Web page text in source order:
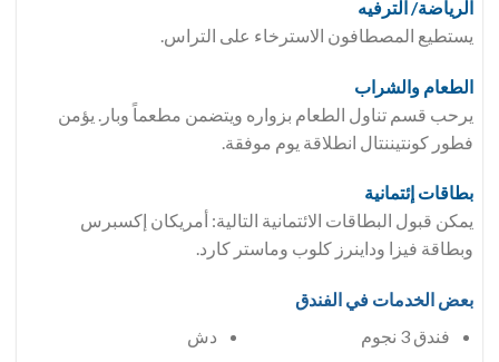
الرياضة/ الترفيه
يستطيع المصطافون الاسترخاء على التراس.
الطعام والشراب
يرحب قسم تناول الطعام بزواره ويتضمن مطعماً وبار. يؤمن
فطور كونتيننتال انطلاقة يوم موفقة.
بطاقات إئتمانية
يمكن قبول البطاقات الائتمانية التالية: أمريكان إكسبرس
وبطاقة فيزا وداينرز كلوب وماستر كارد.
بعض الخدمات في الفندق
فندق 3 نجوم
دش